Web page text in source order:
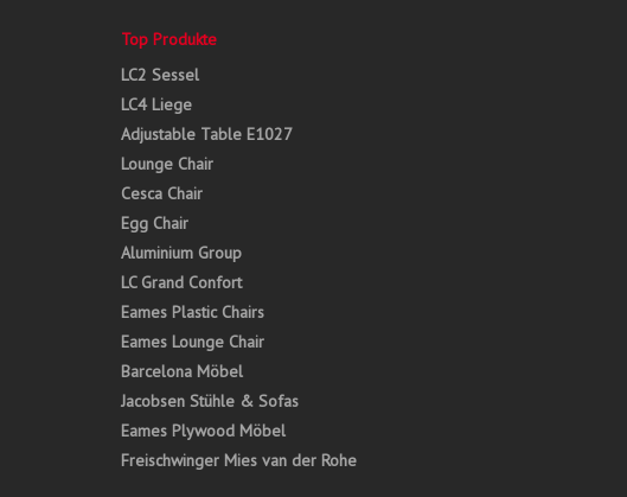
Top Produkte
LC2 Sessel
LC4 Liege
Adjustable Table E1027
Lounge Chair
Cesca Chair
Egg Chair
Aluminium Group
LC Grand Confort
Eames Plastic Chairs
Eames Lounge Chair
Barcelona Möbel
Jacobsen Stühle & Sofas
Eames Plywood Möbel
Freischwinger Mies van der Rohe